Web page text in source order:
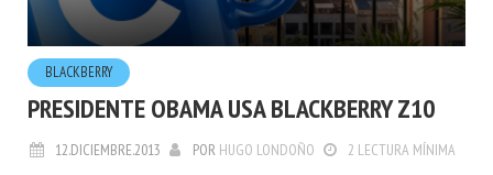
BLACKBERRY
PRESIDENTE OBAMA USA BLACKBERRY Z10
12.DICIEMBRE.2013 POR HUGO LONDOÑO 2 LECTURA MÍNIMA